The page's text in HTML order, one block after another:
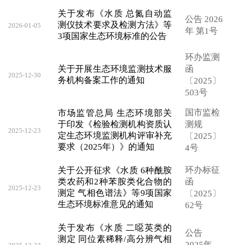
2026-01-05
关于发布《水质 总氮自动监
测仪技术要求及检测方法》等
3项国家生态环境标准的公告
公告 2026
年 第1号
2025-12-30
关于开展生态环境监测技术服
务机构备案工作的通知
环办监测
函
〔2025〕
503号
2025-12-23
市场监管总局 生态环境部关
于印发《检验检测机构资质认
定生态环境监测机构评审补充
要求（2025年）》的通知
国市监检
测规
〔2025〕
4号
2025-12-23
关于公开征求《水质 6种酰胺
类农药和2种苯胺类化合物的
测定 气相色谱法》等9项国家
生态环境标准意见的通知
环办标征
函
〔2025〕
62号
关于发布《水质 二噁英类的
测定 同位素稀释/高分辨气相
公告